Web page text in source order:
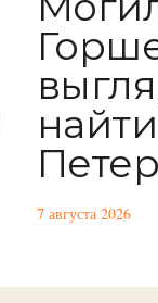
7 августа 2026